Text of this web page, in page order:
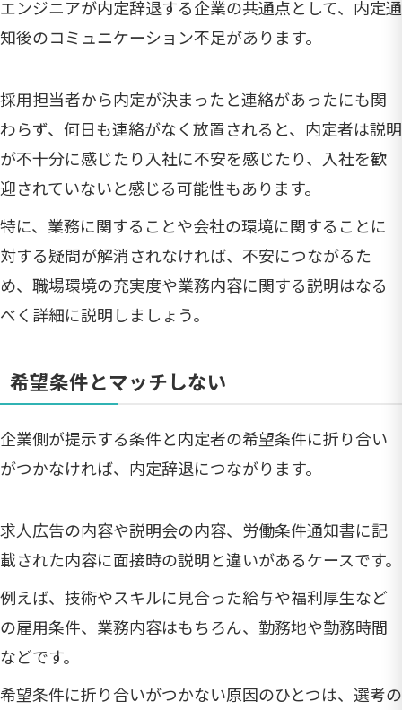
エンジニアが内定辞退する企業の共通点として、内定通
知後のコミュニケーション不足があります。
採用担当者から内定が決まったと連絡があったにも関
わらず、何日も連絡がなく放置されると、内定者は説明
が不十分に感じたり入社に不安を感じたり、入社を歓
迎されていないと感じる可能性もあります。
特に、業務に関することや会社の環境に関することに
対する疑問が解消されなければ、不安につながるた
め、職場環境の充実度や業務内容に関する説明はなる
べく詳細に説明しましょう。
希望条件とマッチしない
企業側が提示する条件と内定者の希望条件に折り合い
がつかなければ、内定辞退につながります。
求人広告の内容や説明会の内容、労働条件通知書に記
載された内容に面接時の説明と違いがあるケースです。
例えば、技術やスキルに見合った給与や福利厚生など
の雇用条件、業務内容はもちろん、勤務地や勤務時間
などです。
希望条件に折り合いがつかない原因のひとつは、選考の